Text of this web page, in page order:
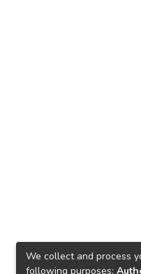
We collect and process
following purposes: